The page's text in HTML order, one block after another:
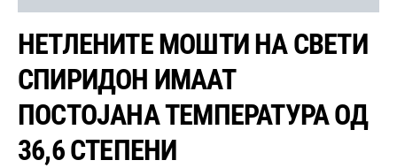
НЕТЛЕНИТЕ МОШТИ НА СВЕТИ
СПИРИДОН ИМААТ
ПОСТОЈАНА ТЕМПЕРАТУРА ОД
36,6 СТЕПЕНИ